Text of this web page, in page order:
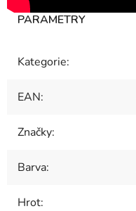
Kategorie:
EAN:
Značky:
Barva:
Hrot: